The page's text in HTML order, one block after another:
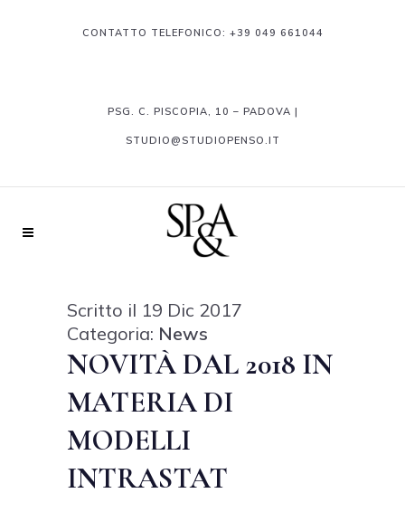
CONTATTO TELEFONICO: +39 049 661044
PSG. C. PISCOPIA, 10 – PADOVA |
STUDIO@STUDIOPENSO.IT
Scritto il 19 Dic 2017
Categoria: News
NOVITÀ DAL 2018 IN
MATERIA DI
MODELLI
INTRASTAT